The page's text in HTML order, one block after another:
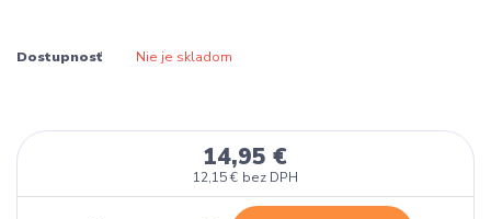
Dostupnosť Nie je skladom
14,95 €
12,15 € bez DPH